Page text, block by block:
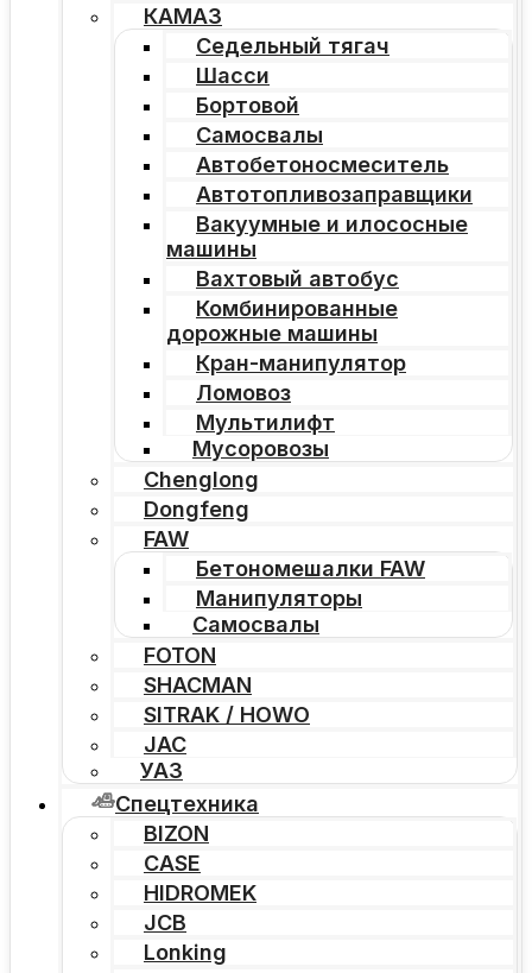
КАМАЗ
Седельный тягач
Шасси
Бортовой
Самосвалы
Автобетоносмеситель
Автотопливозаправщики
Вакуумные и илососные
машины
Вахтовый автобус
Комбинированные
дорожные машины
Кран-манипулятор
Ломовоз
Мультилифт
Мусоровозы
Chenglong
Dongfeng
FAW
Бетономешалки FAW
Манипуляторы
Самосвалы
FOTON
SHACMAN
SITRAK / HOWO
JAC
УАЗ
Спецтехника
BIZON
CASE
HIDROMEK
JCB
Lonking